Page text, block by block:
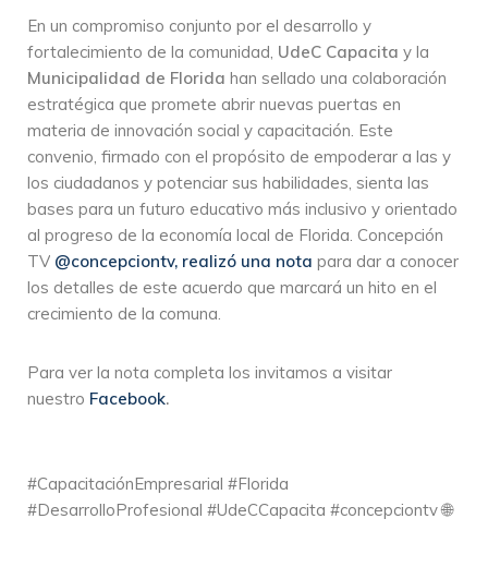
En un compromiso conjunto por el desarrollo y
fortalecimiento de la comunidad, UdeC Capacita y la
Municipalidad de Florida han sellado una colaboración
estratégica que promete abrir nuevas puertas en
materia de innovación social y capacitación. Este
convenio, firmado con el propósito de empoderar a las y
los ciudadanos y potenciar sus habilidades, sienta las
bases para un futuro educativo más inclusivo y orientado
al progreso de la economía local de Florida. Concepción
TV @concepciontv, realizó una nota para dar a conocer
los detalles de este acuerdo que marcará un hito en el
crecimiento de la comuna.
Para ver la nota completa los invitamos a visitar
nuestro Facebook.
#CapacitaciónEmpresarial #Florida
#DesarrolloProfesional #UdeCCapacita #concepciontv 🌐